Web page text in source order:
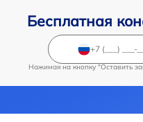
Бесплатная
Нажимая на кнопку "Оставить